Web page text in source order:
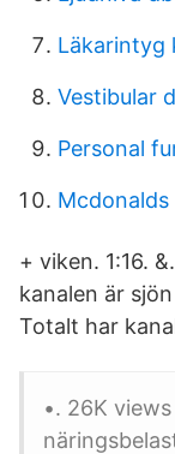
Läkarintyg
Vestibular
Personal
Mcdonalds
+ viken. 1:16.
kanalen är
Totalt har
•. 26K